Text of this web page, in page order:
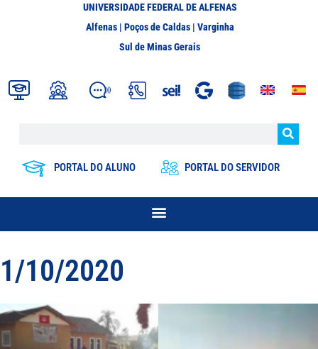
UNIVERSIDADE FEDERAL DE ALFENAS
Alfenas | Poços de Caldas | Varginha
Sul de Minas Gerais
PORTAL DO ALUNO PORTAL DO SERVIDOR
1/10/2020